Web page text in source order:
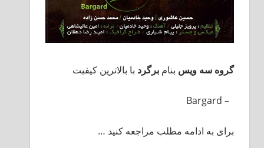
گروه سه ویس بنام برگرد با بالاترین کیفیت
– Bargard
برای به ادامه مطلب مراجعه کنید …